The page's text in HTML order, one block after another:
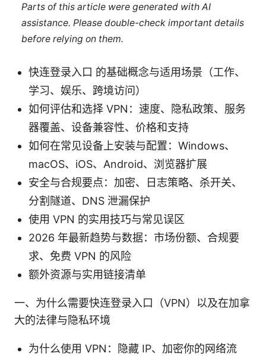
Parts of this article were generated with AI
assistance. Please double-check important details
before relying on them.
快连登录入口 的基础概念与适用场景（工作、
学习、娱乐、跨境访问）
如何评估和选择 VPN：速度、隐私政策、服务
器覆盖、设备兼容性、价格和支持
如何在常见设备上安装与配置：Windows、
macOS、iOS、Android、浏览器扩展
安全与合规要点：加密、日志策略、杀开关、
分割隧道、DNS 泄漏保护
使用 VPN 的实用技巧与常见误区
2026 年最新趋势与数据：市场份额、合规要
求、免费 VPN 的风险
额外资源与实用链接清单
一、为什么需要快连登录入口（VPN）以及在加拿
大的法律与隐私环境
为什么使用 VPN：隐藏 IP、加密你的网络流